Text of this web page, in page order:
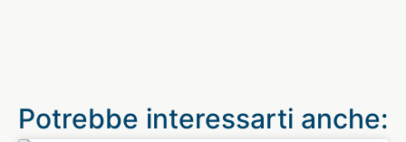
Potrebbe interessarti anche: